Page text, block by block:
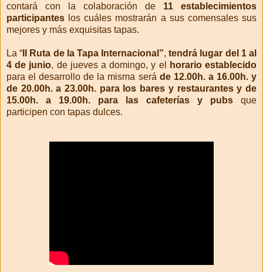
contará con la colaboración de 11 establecimientos
participantes los cuáles mostrarán a sus comensales sus
mejores y más exquisitas tapas.
La “ II Ruta de la Tapa Internacional”, tendrá lugar del 1 al
4 de junio, de jueves a domingo, y el
horario establecido
para el desarrollo de la misma será de 12.00h. a 16.00h. y
de 20.00h. a 23.00h. para los bares y restaurantes y de
15.00h. a 19.00h. para las cafeterías y pubs que
participen con tapas dulces.